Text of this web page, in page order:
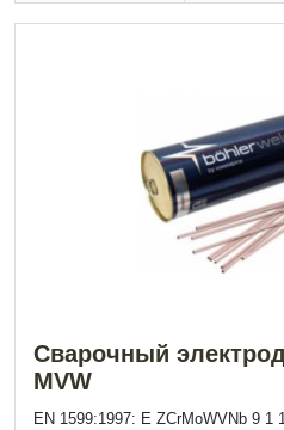
Сварочный
MVW
EN 1599:1997: E ZCrMoWVNb 9 1